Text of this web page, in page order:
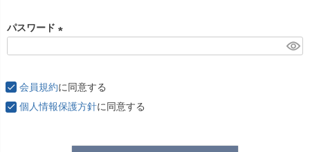
パスワード
須
)
会員規約に同意する
個人情報保護方針に同意する